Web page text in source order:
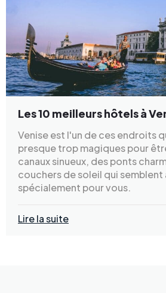
Les 10 meilleurs hôtels à
Venise est l'un de ces endroits
presque trop magiques pour
canaux sinueux, des ponts
couchers de soleil qui
spécialement pour vous.
Lire la suite